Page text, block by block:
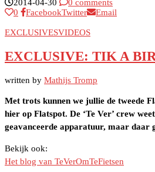
2014-04-30
0 comments
0
FacebookTwitter Email
EXCLUSIVESVIDEOS
EXCLUSIVE: TIK A
written by Mathijs Tromp
Met trots kunnen we jullie de tweede
hier op Flatspot. De ‘Te Ver’ crew
geavanceerde apparatuur, maar daar
Bekijk ook:
Het blog van TeVerOmTeFietsen